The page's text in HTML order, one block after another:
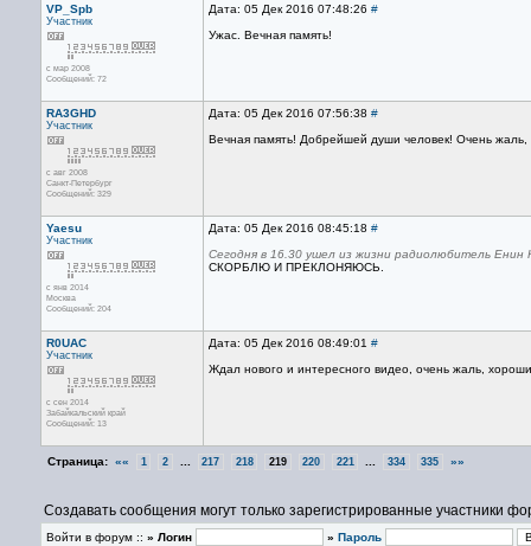
VP_Spb
Участник
с мар 2008
Сообщений: 72
Дата: 05 Дек 2016 07:48:26 #
Ужас. Вечная память!
RA3GHD
Участник
с авг 2008
Санкт-Петербург
Сообщений: 329
Дата: 05 Дек 2016 07:56:38 #
Вечная память! Добрейшей души человек! Очень жаль,
Yaesu
Участник
с янв 2014
Москва
Сообщений: 204
Дата: 05 Дек 2016 08:45:18 #
Сегодня в 16.30 ушел из жизни радиолюбитель Енин
СКОРБЛЮ И ПРЕКЛОНЯЮСЬ.
R0UAC
Участник
с сен 2014
Забайкальский край
Сообщений: 13
Дата: 05 Дек 2016 08:49:01 #
Ждал нового и интересного видео, очень жаль,
Страница: «« 1 2 217 218 219 220 221 334 335 »»
Создавать сообщения могут только зарегистрированные участники
Войти в форум :: » Логин » Пароль